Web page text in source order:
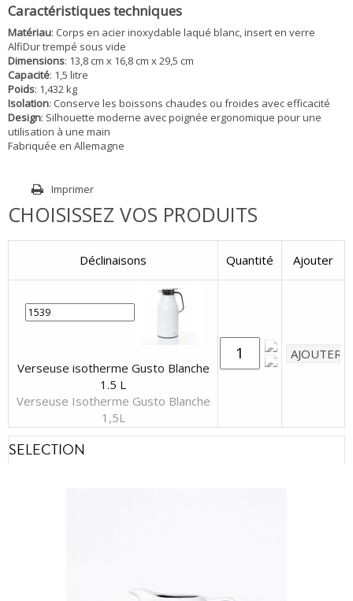
Caractéristiques techniques
Matériau: Corps en acier inoxydable laqué blanc, insert en verre
AlfiDur trempé sous vide
Dimensions: 13,8 cm x 16,8 cm x 29,5 cm
Capacité: 1,5 litre
Poids: 1,432 kg
Isolation: Conserve les boissons chaudes ou froides avec efficacité
Design: Silhouette moderne avec poignée ergonomique pour une
utilisation à une main
Fabriquée en Allemagne
Imprimer
CHOISISSEZ VOS PRODUITS
Déclinaisons Quantité Ajouter
Verseuse isotherme Gusto Blanche
1.5 L
Verseuse Isotherme Gusto Blanche
1,5L
SELECTION